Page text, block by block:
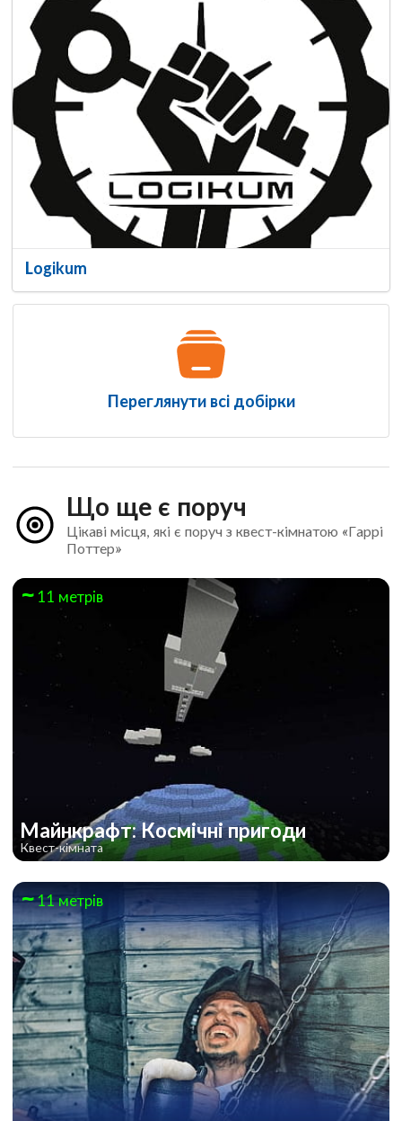
Logikum
Переглянути всі добірки
Що ще є поруч
Цікаві місця, які є поруч з квест-кімнатою «Гаррі
Поттер»
11 метрів
Майнкрафт: Космічні пригоди
Квест-кімната
11 метрів